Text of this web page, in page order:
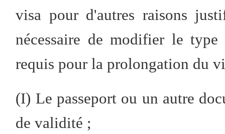
visa pour d'autres raisons
nécessaire de modifier le
requis pour la prolongation du
(I) Le passeport ou un autre
de validité ;